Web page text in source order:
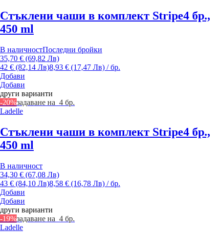
Стъклени чаши в комплект Stripe4 бр.,
450 ml
В наличностПоследни бройки
35,70 € (69,82 Лв)
42 € (82,14 Лв)8,93 € (17,47 Лв) / бр.
Добави
Добави
други варианти
-20%задаване на 4 бр.
Ladelle
Стъклени чаши в комплект Stripe4 бр.,
450 ml
В наличност
34,30 € (67,08 Лв)
43 € (84,10 Лв)8,58 € (16,78 Лв) / бр.
Добави
Добави
други варианти
-19%задаване на 4 бр.
Ladelle